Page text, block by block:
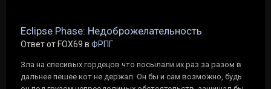
Eclipse Phase: Недоброжелательность
Ответ от FOX69 в ФРПГ
Зла на спесивых гордецов что посылали их раз за разом в
дальнее пешее кот не держал. Он бы и сам возможно, будь